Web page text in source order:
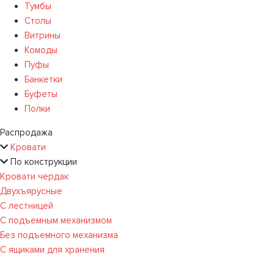
Тумбы
Столы
Витрины
Комоды
Пуфы
Банкетки
Буфеты
Полки
Распродажа
Кровати
По конструкции
Кровати чердак
Двухъярусные
С лестницей
С подъемным механизмом
Без подъемного механизма
С ящиками для хранения